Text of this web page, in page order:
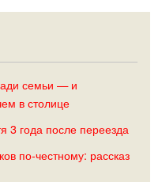
семьи — и
в столице
3 года после переезда
по-честному: рассказ